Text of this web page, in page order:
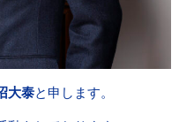
大泰と申します。